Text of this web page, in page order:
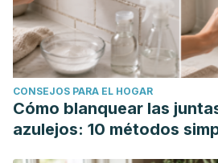
CONSEJOS PARA EL HOGAR
Cómo blanquear las
azulejos: 10 métodos